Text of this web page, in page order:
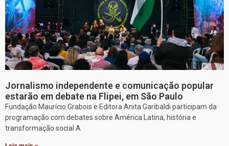
Jornalismo independente e comunicação popular
estarão em debate na Flipei, em São Paulo
Fundação Maurício Grabois e Editora Anita Garibaldi participam da
programação com debates sobre América Latina, história e
transformação social A